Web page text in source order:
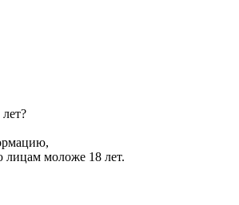
лицам моложе 18 лет.